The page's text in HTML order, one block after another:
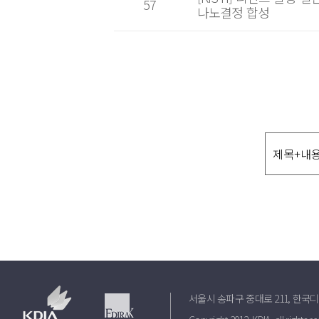
57
나노결정 합성
서울시 송파구 중대로 211, 한국